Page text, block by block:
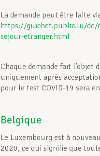
La demande peut être faite
https://guichet.public.lu/de/
sejour-etranger.html
Chaque demande fait l’objet
uniquement après
pour le test COVID-19 sera
Belgique
Le Luxembourg est à
2020, ce qui signifie que